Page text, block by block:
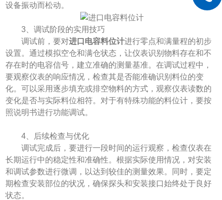
设备振动而松动。
3、​​调试阶段的实用技巧​​
调试前，要对进口电容料位计进行零点和满量程的初步
设置。通过模拟空仓和满仓状态，让仪表识别物料存在和不
存在时的电容信号，建立准确的测量基准。在调试过程中，
要观察仪表的响应情况，检查其是否能准确识别料位的变
化。可以采用逐步填充或排空物料的方式，观察仪表读数的
变化是否与实际料位相符。对于有特殊功能的料位计，要按
照说明书进行功能调试。
​​4、后续检查与优化​​
调试完成后，要进行一段时间的运行观察，检查仪表在
长期运行中的稳定性和准确性。根据实际使用情况，对安装
和调试参数进行微调，以达到较佳的测量效果。同时，要定
期检查安装部位的状况，确保探头和安装接口始终处于良好
状态。